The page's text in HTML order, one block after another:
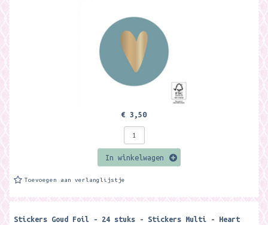
€ 3,50
In winkelwagen
Toevoegen aan verlanglijstje
Stickers Goud Foil - 24 stuks - Stickers Multi - Heart